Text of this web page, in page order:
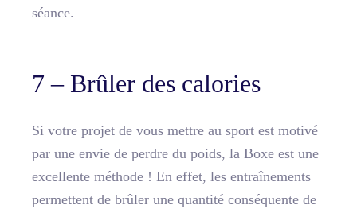
séance.
7 – Brûler des calories
Si votre projet de vous mettre au sport est motivé
par une envie de perdre du poids, la Boxe est une
excellente méthode ! En effet, les entraînements
permettent de brûler une quantité conséquente de